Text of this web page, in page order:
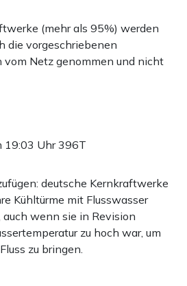
(mehr als 95%) werden
die vorgeschriebenen
vom Netz genommen und nicht
19:03 Uhr396T
deutsche Kernkraftwerke
Kühltürme mit Flusswasser
wenn sie in Revision
zu hoch war, um
zu bringen.